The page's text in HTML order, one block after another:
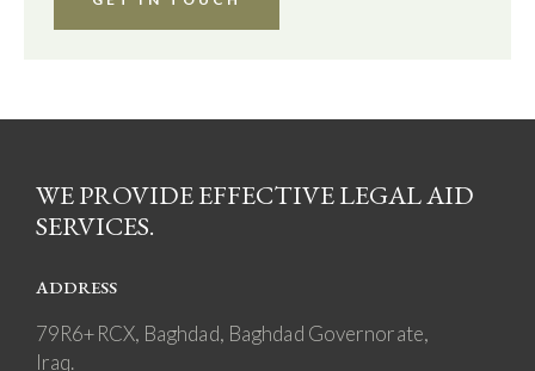
WE PROVIDE EFFECTIVE LEGAL AID
SERVICES.
ADDRESS
79R6+RCX, Baghdad, Baghdad Governorate,
Iraq.